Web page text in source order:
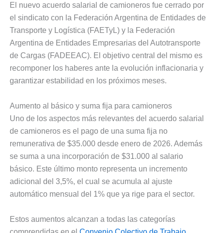
El nuevo acuerdo salarial de camioneros fue cerrado por
el sindicato con la Federación Argentina de Entidades de
Transporte y Logística (FAETyL) y la Federación
Argentina de Entidades Empresarias del Autotransporte
de Cargas (FADEEAC). El objetivo central del mismo es
recomponer los haberes ante la evolución inflacionaria y
garantizar estabilidad en los próximos meses.
Aumento al básico y suma fija para camioneros
Uno de los aspectos más relevantes del acuerdo salarial
de camioneros es el pago de una suma fija no
remunerativa de $35.000 desde enero de 2026. Además
se suma a una incorporación de $31.000 al salario
básico. Este último monto representa un incremento
adicional del 3,5%, el cual se acumula al ajuste
automático mensual del 1% que ya rige para el sector.
Estos aumentos alcanzan a todas las categorías